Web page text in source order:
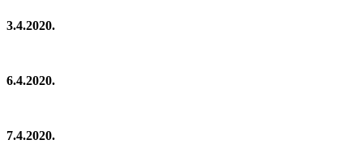
3.4.2020.
6.4.2020.
7.4.2020.